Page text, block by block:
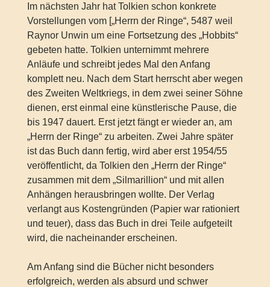
Im nächsten Jahr hat Tolkien schon konkrete
Vorstellungen vom [„Herrn der Ringe“, 5487 weil
Raynor Unwin um eine Fortsetzung des „Hobbits“
gebeten hatte. Tolkien unternimmt mehrere
Anläufe und schreibt jedes Mal den Anfang
komplett neu. Nach dem Start herrscht aber wegen
des Zweiten Weltkriegs, in dem zwei seiner Söhne
dienen, erst einmal eine künstlerische Pause, die
bis 1947 dauert. Erst jetzt fängt er wieder an, am
„Herrn der Ringe“ zu arbeiten. Zwei Jahre später
ist das Buch dann fertig, wird aber erst 1954/55
veröffentlicht, da Tolkien den „Herrn der Ringe“
zusammen mit dem „Silmarillion“ und mit allen
Anhängen herausbringen wollte. Der Verlag
verlangt aus Kostengründen (Papier war rationiert
und teuer), dass das Buch in drei Teile aufgeteilt
wird, die nacheinander erscheinen.
Am Anfang sind die Bücher nicht besonders
erfolgreich, werden als absurd und schwer